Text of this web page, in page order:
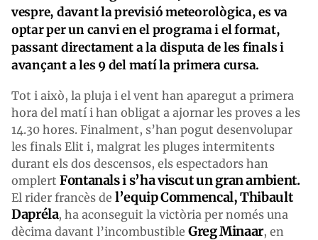
vespre, davant la previsió meteorològica, es va
optar per un canvi en el programa i el format,
passant directament a la disputa de les finals i
avançant a les 9 del matí la primera cursa.
Tot i això, la pluja i el vent han aparegut a primera
hora del matí i han obligat a ajornar les proves a les
14.30 hores. Finalment, s’han pogut desenvolupar
les finals Elit i, malgrat les pluges intermitents
durant els dos descensos, els espectadors han
omplert Fontanals i s’ha viscut un gran ambient.
El rider francès de l’equip Commencal, Thibault
Dapréla, ha aconseguit la victòria per només una
dècima davant l’incombustible Greg Minaar, en